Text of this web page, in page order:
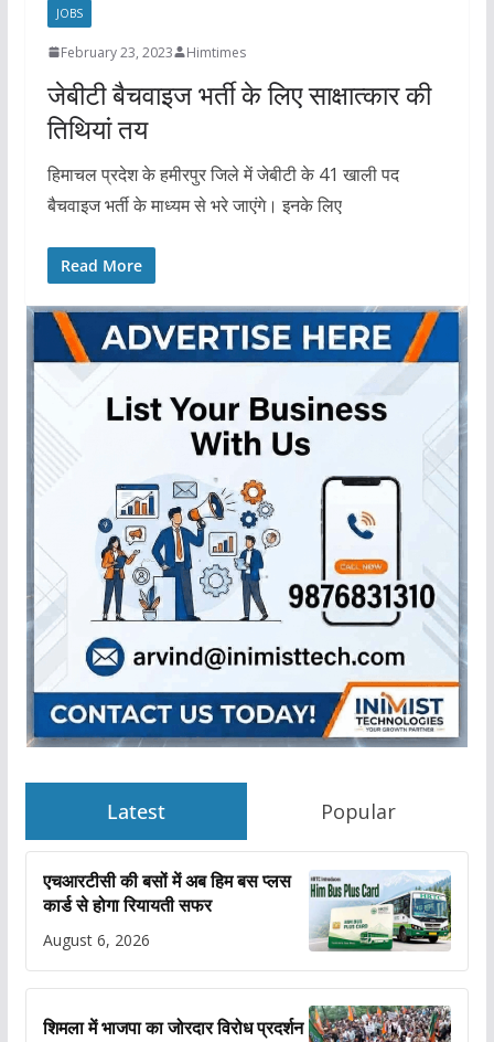
JOBS
February 23, 2023 Himtimes
जेबीटी बैचवाइज भर्ती के लिए साक्षात्कार की
तिथियां तय
हिमाचल प्रदेश के हमीरपुर जिले में जेबीटी के 41 खाली पद
बैचवाइज भर्ती के माध्यम से भरे जाएंगे। इनके लिए
Read More
Latest Popular
एचआरटीसी की बसों में अब हिम बस प्लस
कार्ड से होगा रियायती सफर
August 6, 2026
शिमला में भाजपा का जोरदार विरोध प्रदर्शन